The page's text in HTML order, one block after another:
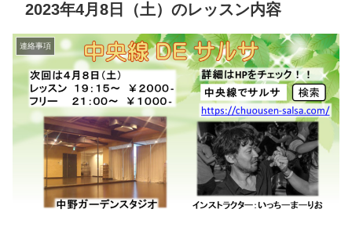
2023年4月8日（土）のレッスン内容
連絡事項